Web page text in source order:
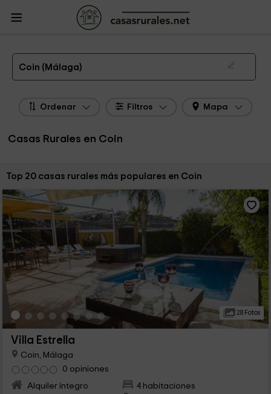
Casas Rurales
Málaga
Casas Rurales Coin
Las 22 mejores casas rurales en Coin de 2026
Coin (Málaga)
Ordenar Filtros Mapa
Casas Rurales en Coin
Ordenar por:
Top 20 casas rurales más populares en Coin
28 Fotos
Villa Estrella
Coin, Málaga
0 opiniones
Alquiler íntegro
4 habitaciones